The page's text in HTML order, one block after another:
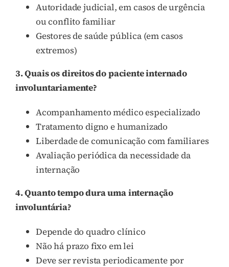
Autoridade judicial, em casos de urgência
ou conflito familiar
Gestores de saúde pública (em casos
extremos)
3. Quais os direitos do paciente internado
involuntariamente?
Acompanhamento médico especializado
Tratamento digno e humanizado
Liberdade de comunicação com familiares
Avaliação periódica da necessidade da
internação
4. Quanto tempo dura uma internação
involuntária?
Depende do quadro clínico
Não há prazo fixo em lei
Deve ser revista periodicamente por